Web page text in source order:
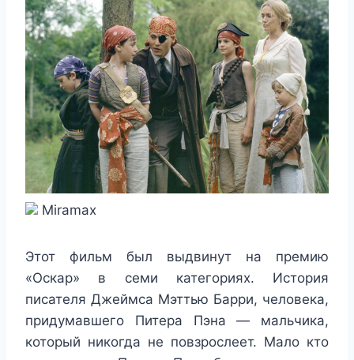
Miramax
Этот фильм был выдвинут на премию
«Оскар» в семи категориях. История
писателя Джеймса Мэттью Барри, человека,
придумавшего Питера Пэна — мальчика,
который никогда не повзрослеет. Мало кто